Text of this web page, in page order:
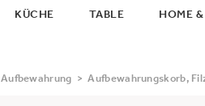
KÜCHE TABLE HOME
Aufbewahrung > Aufbewahrungskorb,